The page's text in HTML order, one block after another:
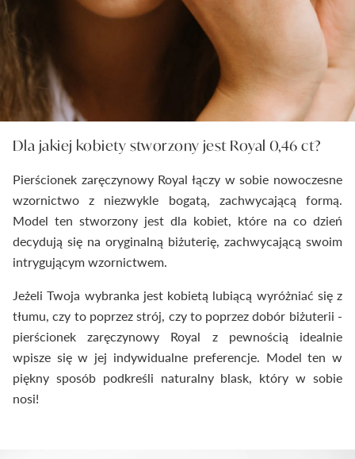
Dla jakiej kobiety stworzony jest Royal 0,46 ct?
Pierścionek zaręczynowy Royal łączy w sobie nowoczesne
wzornictwo z niezwykle bogatą, zachwycającą formą.
Model ten stworzony jest dla kobiet, które na co dzień
decydują się na oryginalną biżuterię, zachwycającą swoim
intrygującym wzornictwem.
Jeżeli Twoja wybranka jest kobietą lubiącą wyróżniać się z
tłumu, czy to poprzez strój, czy to poprzez dobór biżuterii -
pierścionek zaręczynowy Royal z pewnością idealnie
wpisze się w jej indywidualne preferencje. Model ten w
piękny sposób podkreśli naturalny blask, który w sobie
nosi!